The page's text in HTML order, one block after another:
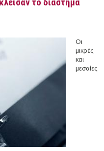
το διάστημα
Οι
μικρές
και
μεσαίες